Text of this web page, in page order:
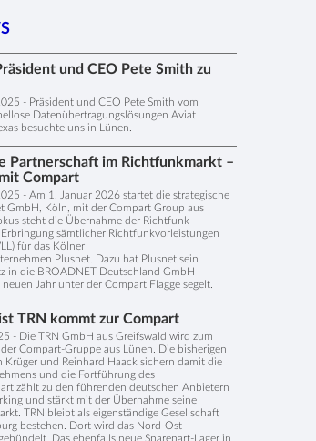
und CEO Pete Smith zu
- Präsident und CEO Pete Smith vom
Datenübertragungslösungen Aviat
besuchte uns in Lünen.
Partnerschaft im Richtfunkmarkt –
Compart
- Am 1. Januar 2026 startet die strategische
GmbH, Köln, mit der Compart Group aus
steht die Übernahme der Richtfunk-
sämtlicher Richtfunkvorleistungen
für das Kölner
Plusnet. Dazu hat Plusnet sein
in die BROADNET Deutschland GmbH
Jahr unter der Compart Flagge segelt.
TRN kommt zur Compart
- Die TRN GmbH aus Greifswald wird zum
Compart-Gruppe aus Lünen. Die bisherigen
Krüger und Reinhard Haack sichern damit die
und die Fortführung des
zählt zu den führenden deutschen Anbietern
und stärkt mit der Übernahme seine
TRN bleibt als eigenständige Gesellschaft
bestehen. Dort wird das Nord-Ost-
Das ebenfalls neue Sparepart-Lager in